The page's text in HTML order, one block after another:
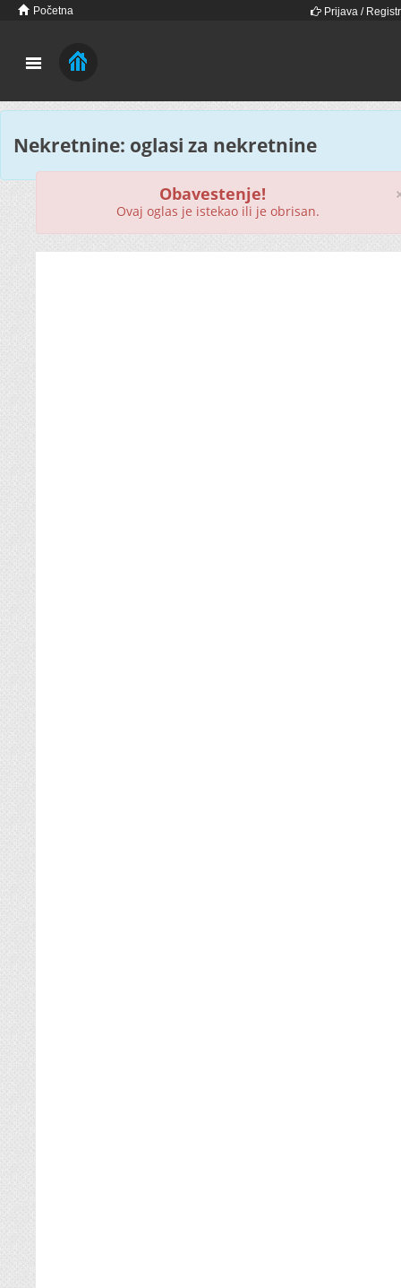
Početna Prijava /
Nekretnine: oglasi za nekretnine
Obavestenje!
Ovaj oglas je istekao ili je obrisan.